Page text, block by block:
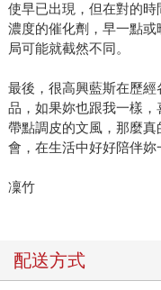
使早已出現，但在對的
濃度的催化劑，早一點
局可能就截然不同。
最後，很高興藍斯在歷
品，如果妳也跟我一樣
帶點調皮的文風，那麼
會，在生活中好好陪伴妳
凜竹
配送方式